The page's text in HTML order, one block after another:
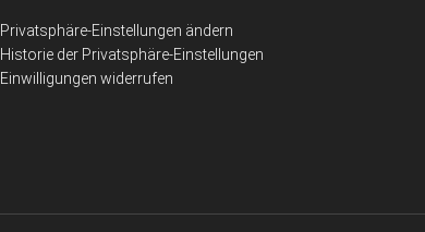
Privatsphäre-Einstellungen ändern
Historie der Privatsphäre-Einstellungen
Einwilligungen widerrufen